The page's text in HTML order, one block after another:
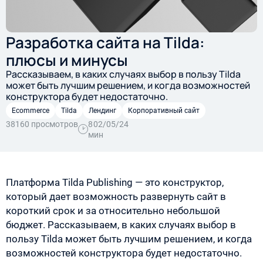
Рассказываем, в каких случаях выбор в пользу Tilda
может быть лучшим решением, и когда возможностей
конструктора будет недостаточно.
Разработка сайта на Tilda:
плюсы и минусы
Ecommerce Tilda Лендинг Корпоративный сайт
38160 просмотров
8
мин
02/05/24
Платформа Tilda Publishing — это конструктор,
который дает возможность развернуть сайт в
короткий срок и за относительно небольшой
бюджет. Рассказываем, в каких случаях выбор в
пользу Tilda может быть лучшим решением, и когда
возможностей конструктора будет недостаточно.